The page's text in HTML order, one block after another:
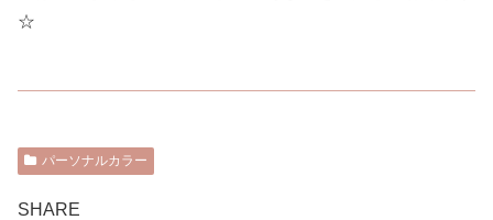
☆
パーソナルカラー
SHARE